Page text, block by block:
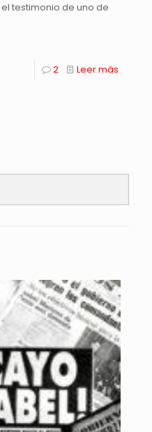
testimonio de uno de
2 Leer más